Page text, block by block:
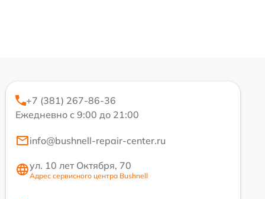
+7 (381) 267-86-36
Ежедневно с 9:00 до 21:00
info@bushnell-repair-center.ru
ул. 10 лет Октября, 70
Адрес сервисного центра Bushnell